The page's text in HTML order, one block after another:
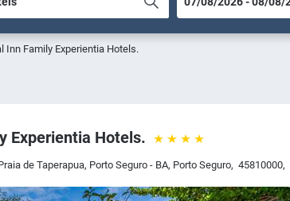
Inn Family Experientia Hotels.
Experientia Hotels.
de Taperapua, Porto Seguro - BA, Porto Seguro, 45810000,